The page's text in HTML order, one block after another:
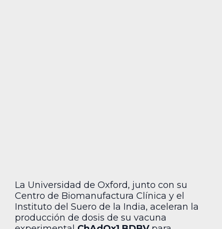
La Universidad de Oxford, junto con su
Centro de Biomanufactura Clínica y el
Instituto del Suero de la India, aceleran la
producción de dosis de su vacuna